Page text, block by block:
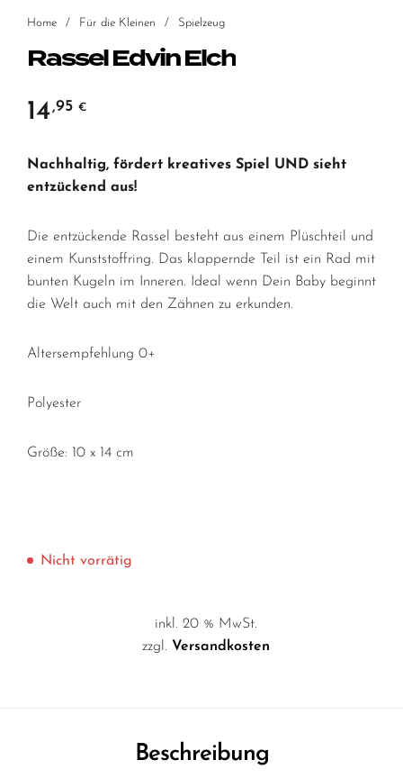
Home / Für die Kleinen / Spielzeug
Rassel Edvin Elch
14,95 €
Nachhaltig, fördert kreatives Spiel UND sieht
entzückend aus!
Die entzückende Rassel besteht aus einem Plüschteil und
einem Kunststoffring. Das klappernde Teil ist ein Rad mit
bunten Kugeln im Inneren. Ideal wenn Dein Baby beginnt
die Welt auch mit den Zähnen zu erkunden.
Altersempfehlung 0+
Polyester
Größe: 10 x 14 cm
Nicht vorrätig
inkl. 20 % MwSt.
zzgl. Versandkosten
Beschreibung